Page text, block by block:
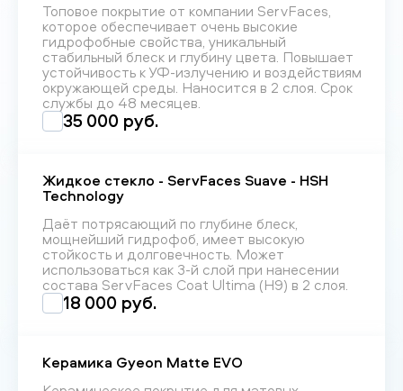
Топовое покрытие от компании ServFaces,
которое обеспечивает очень высокие
гидрофобные свойства, уникальный
стабильный блеск и глубину цвета. Повышает
устойчивость к УФ-излучению и воздействиям
окружающей среды. Наносится в 2 слоя. Срок
службы до 48 месяцев.
35 000 руб.
Жидкое стекло - ServFaces Suave - HSH
Technology
Даёт потрясающий по глубине блеск,
мощнейший гидрофоб, имеет высокую
стойкость и долговечность. Может
использоваться как 3-й слой при нанесении
состава ServFaces Coat Ultima (H9) в 2 слоя.
18 000 руб.
Керамика Gyeon Matte EVO